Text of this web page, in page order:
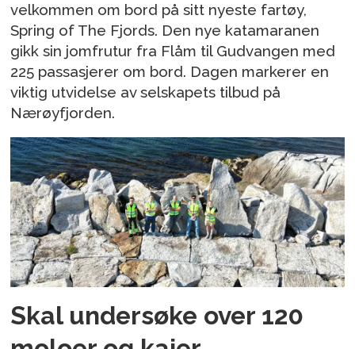
velkommen om bord på sitt nyeste fartøy,
Spring of The Fjords. Den nye katamaranen
gikk sin jomfrutur fra Flåm til Gudvangen med
225 passasjerer om bord. Dagen markerer en
viktig utvidelse av selskapets tilbud på
Nærøyfjorden.
Skal undersøke over 120